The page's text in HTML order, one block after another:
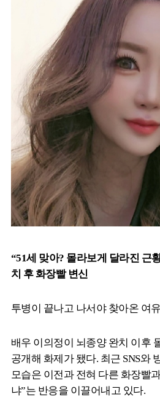
“51세 맞아? 몰라보게 달라진 근
치 후 화장빨 변신
투병이 끝나고 나서야 찾아온 여
배우 이의정이 뇌종양 완치 이후
공개해 화제가 됐다. 최근 SNS와
모습은 이전과 전혀 다른 화장빨
냐”는 반응을 이끌어내고 있다.